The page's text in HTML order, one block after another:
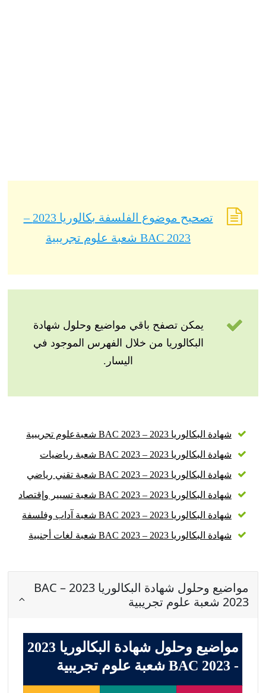
تصحيح موضوع الفلسفة بكالوريا 2023 –
BAC 2023 شعبة علوم تجريبية
يمكن تصفح باقي مواضيع وحلول شهادة
البكالوريا من خلال الفهرس الموجود في
اليسار.
شهادة البكالوريا 2023 – BAC 2023 شعبةعلوم تجريبية
شهادة البكالوريا 2023 – BAC 2023 شعبة رياضيات
شهادة البكالوريا 2023 – BAC 2023 شعبة تقني رياضي
شهادة البكالوريا 2023 – BAC 2023 شعبة تسيير وإقتصاد
شهادة البكالوريا 2023 – BAC 2023 شعبة آداب وفلسفة
شهادة البكالوريا 2023 – BAC 2023 شعبة لغات أجنبية
مواضيع وحلول شهادة البكالوريا 2023 – BAC
2023 شعبة علوم تجريبية
مواضيع وحلول شهادة البكالوريا 2023
- BAC 2023 شعبة علوم تجريبية